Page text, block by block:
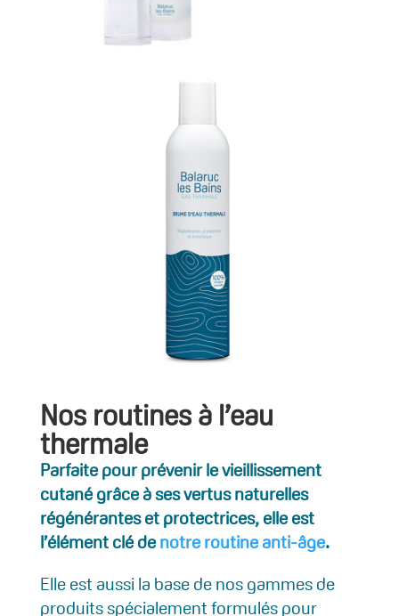
Nos routines à l’eau
thermale
Parfaite pour prévenir le vieillissement
cutané grâce à ses vertus naturelles
régénérantes et protectrices, elle est
l’élément clé denotre routine anti-âge.
Elle est aussi la base de nos gammes de
produits spécialement formulés pour